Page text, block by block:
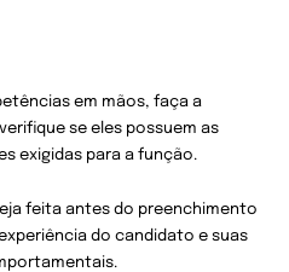
em mãos, faça a
se eles possuem as
exigidas para a função.
feita antes do preenchimento
do candidato e suas